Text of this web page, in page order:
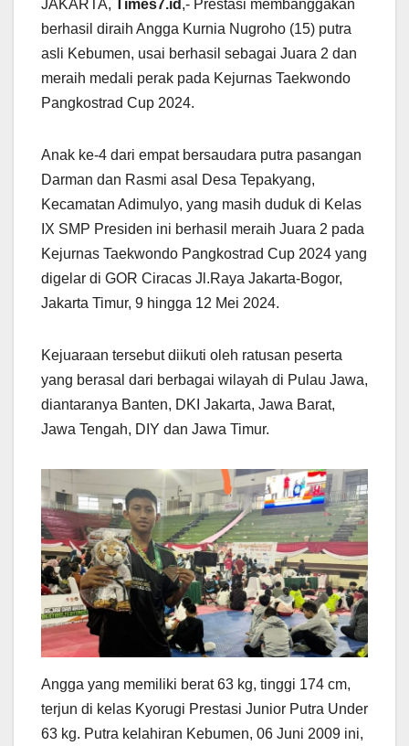
JAKARTA, Times7.id ,- Prestasi membanggakan
berhasil diraih Angga Kurnia Nugroho (15) putra
asli Kebumen, usai berhasil sebagai Juara 2 dan
meraih medali perak pada Kejurnas Taekwondo
Pangkostrad Cup 2024.
Anak ke-4 dari empat bersaudara putra pasangan
Darman dan Rasmi asal Desa Tepakyang,
Kecamatan Adimulyo, yang masih duduk di Kelas
IX SMP Presiden ini berhasil meraih Juara 2 pada
Kejurnas Taekwondo Pangkostrad Cup 2024 yang
digelar di GOR Ciracas Jl.Raya Jakarta-Bogor,
Jakarta Timur, 9 hingga 12 Mei 2024.
Kejuaraan tersebut diikuti oleh ratusan peserta
yang berasal dari berbagai wilayah di Pulau Jawa,
diantaranya Banten, DKI Jakarta, Jawa Barat,
Jawa Tengah, DIY dan Jawa Timur.
Angga yang memiliki berat 63 kg, tinggi 174 cm,
terjun di kelas Kyorugi Prestasi Junior Putra Under
63 kg. Putra kelahiran Kebumen, 06 Juni 2009 ini,